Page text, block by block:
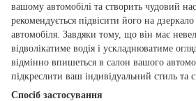
вашому автомобілі та створить чудовий
рекомендується підвісити його на
автомобіля. Завдяки тому, що він має
відволікатиме водія і ускладнюватиме
відмінно впишеться в салон вашого
підкреслити ваш індивідуальний стиль та
Спосіб застосування